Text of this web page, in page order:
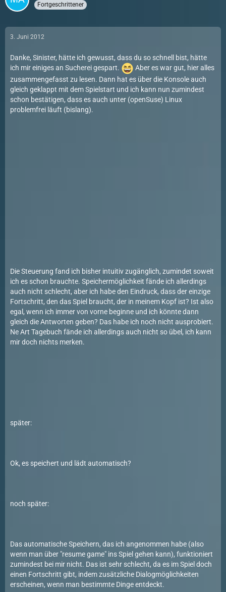
Fortgeschrittener
3. Juni 2012
Danke, Sinister, hätte ich gewusst, dass du so schnell bist, hätte
ich mir einiges an Sucherei gespart.
Aber es war gut, hier alles
zusammengefasst zu lesen. Dann hat es über die Konsole auch
gleich geklappt mit dem Spielstart und ich kann nun zumindest
schon bestätigen, dass es auch unter (openSuse) Linux
problemfrei läuft (bislang).
Die Steuerung fand ich bisher intuitiv zugänglich, zumindet soweit
ich es schon brauchte. Speichermöglichkeit fände ich allerdings
auch nicht schlecht, aber ich habe den Eindruck, dass der einzige
Fortschritt, den das Spiel braucht, der in meinem Kopf ist? Ist also
egal, wenn ich immer von vorne beginne und ich könnte dann
gleich die Antworten geben? Das habe ich noch nicht ausprobiert.
Ne Art Tagebuch fände ich allerdings auch nicht so übel, ich kann
mir doch nichts merken.
später:
Ok, es speichert und lädt automatisch?
noch später:
Das automatische Speichern, das ich angenommen habe (also
wenn man über "resume game" ins Spiel gehen kann), funktioniert
zumindest bei mir nicht. Das ist sehr schlecht, da es im Spiel doch
einen Fortschritt gibt, indem zusätzliche Dialogmöglichkeiten
erscheinen, wenn man bestimmte Dinge entdeckt.